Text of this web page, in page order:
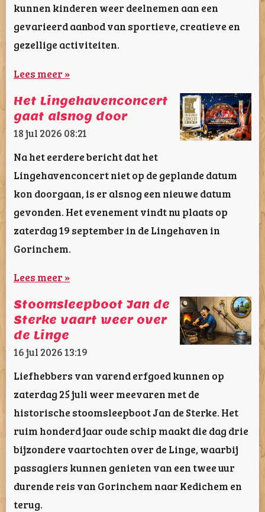
kunnen kinderen weer deelnemen aan een
gevarieerd aanbod van sportieve, creatieve en
gezellige activiteiten.
Lees meer »
Het Lingehavenconcert
gaat alsnog door
18 jul 2026 08:21
Na het eerdere bericht dat het
Lingehavenconcert niet op de geplande datum
kon doorgaan, is er alsnog een nieuwe datum
gevonden. Het evenement vindt nu plaats op
zaterdag 19 september in de Lingehaven in
Gorinchem.
Lees meer »
Stoomsleepboot Jan de
Sterke vaart weer over
de Linge
16 jul 202613:19
Liefhebbers van varend erfgoed kunnen op
zaterdag 25 juli weer meevaren met de
historische stoomsleepboot Jan de Sterke. Het
ruim honderd jaar oude schip maakt die dag drie
bijzondere vaartochten over de Linge, waarbij
passagiers kunnen genieten van een twee uur
durende reis van Gorinchem naar Kedichem en
terug.